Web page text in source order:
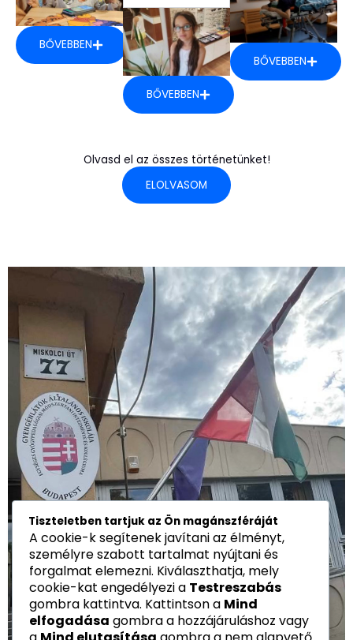
BŐVEBBEN
BŐVEBBEN
BŐVEBBEN
Olvasd el az összes történetünket!
ELOLVASOM
Tiszteletben tartjuk az Ön magánszféráját
A cookie-k segítenek javítani az élményt,
személyre szabott tartalmat nyújtani és
forgalmat elemezni. Kiválaszthatja, mely
cookie-kat engedélyezi a Testreszabás
gombra kattintva. Kattintson a Mind
elfogadása gombra a hozzájáruláshoz vagy